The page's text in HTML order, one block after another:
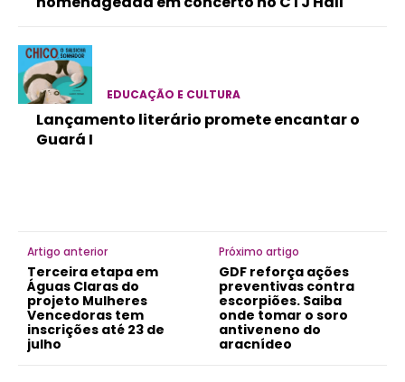
EDUCAÇÃO E CULTURA
Lançamento literário promete encantar o
Guará I
Artigo anterior
Terceira etapa em
Águas Claras do
projeto Mulheres
Vencedoras tem
inscrições até 23 de
julho
Próximo artigo
GDF reforça ações
preventivas contra
escorpiões. Saiba
onde tomar o soro
antiveneno do
aracnídeo